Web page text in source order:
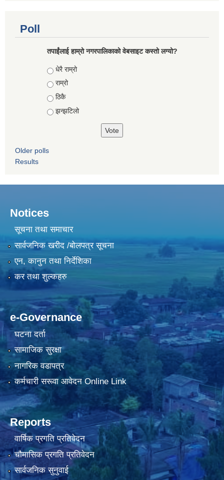
Poll
तपाईंलाई हाम्रो नगरपालिकाको वेबसाइट कस्तो लग्यो?
Choices
धेरै राम्रो
राम्रो
ठिकै
झन्झटिलो
Older polls
Results
Notices
सूचना तथा समाचार
सार्वजनिक खरीद /बोलपत्र सूचना
एन, कानुन तथा निर्देशिका
कर तथा शुल्कहरु
e-Governance
घटना दर्ता
सामाजिक सुरक्षा
नागरिक वडापत्र
कर्मचारी सरूवा आवेदन Online Link
Reports
वार्षिक प्रगति प्रतिवेदन
चौमासिक प्रगति प्रतिवेदन
सार्वजनिक सुनुवाई